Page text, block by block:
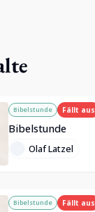
Bibelstunde Fällt aus
Bibelstunde
Olaf Latzel
Bibelstunde Fällt aus